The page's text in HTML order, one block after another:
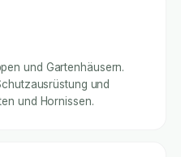
und Gartenhäusern.
und
und Hornissen.